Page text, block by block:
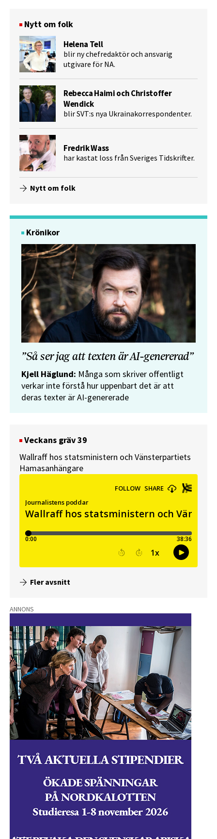
Nytt om folk
Helena Tell
blir ny chefredaktör och ansvarig
utgivare för NA.
Rebecca Haimi och Christoffer
Wendick
blir SVT:s nya Ukrainakorrespondenter.
Fredrik Wass
har kastat loss från Sveriges Tidskrifter.
Nytt om folk
Krönikor
”Så ser jag att texten är AI-genererad”
Kjell Häglund: Många som skriver offentligt
verkar inte förstå hur uppenbart det är att
deras texter är AI-genererade
Veckans gräv 39
Wallraff hos statsministern och Vänsterpartiets
Hamasanhängare
Fler avsnitt
ANNONS